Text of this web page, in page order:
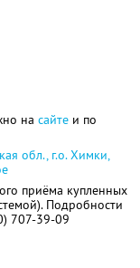
на сайте и по
обл., г.о. Химки,
приёма купленных
Подробности
707-39-09